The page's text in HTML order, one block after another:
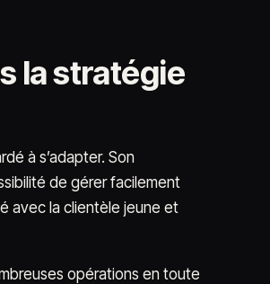
la stratégie
à s’adapter. Son
de gérer facilement
avec la clientèle jeune et
opérations en toute